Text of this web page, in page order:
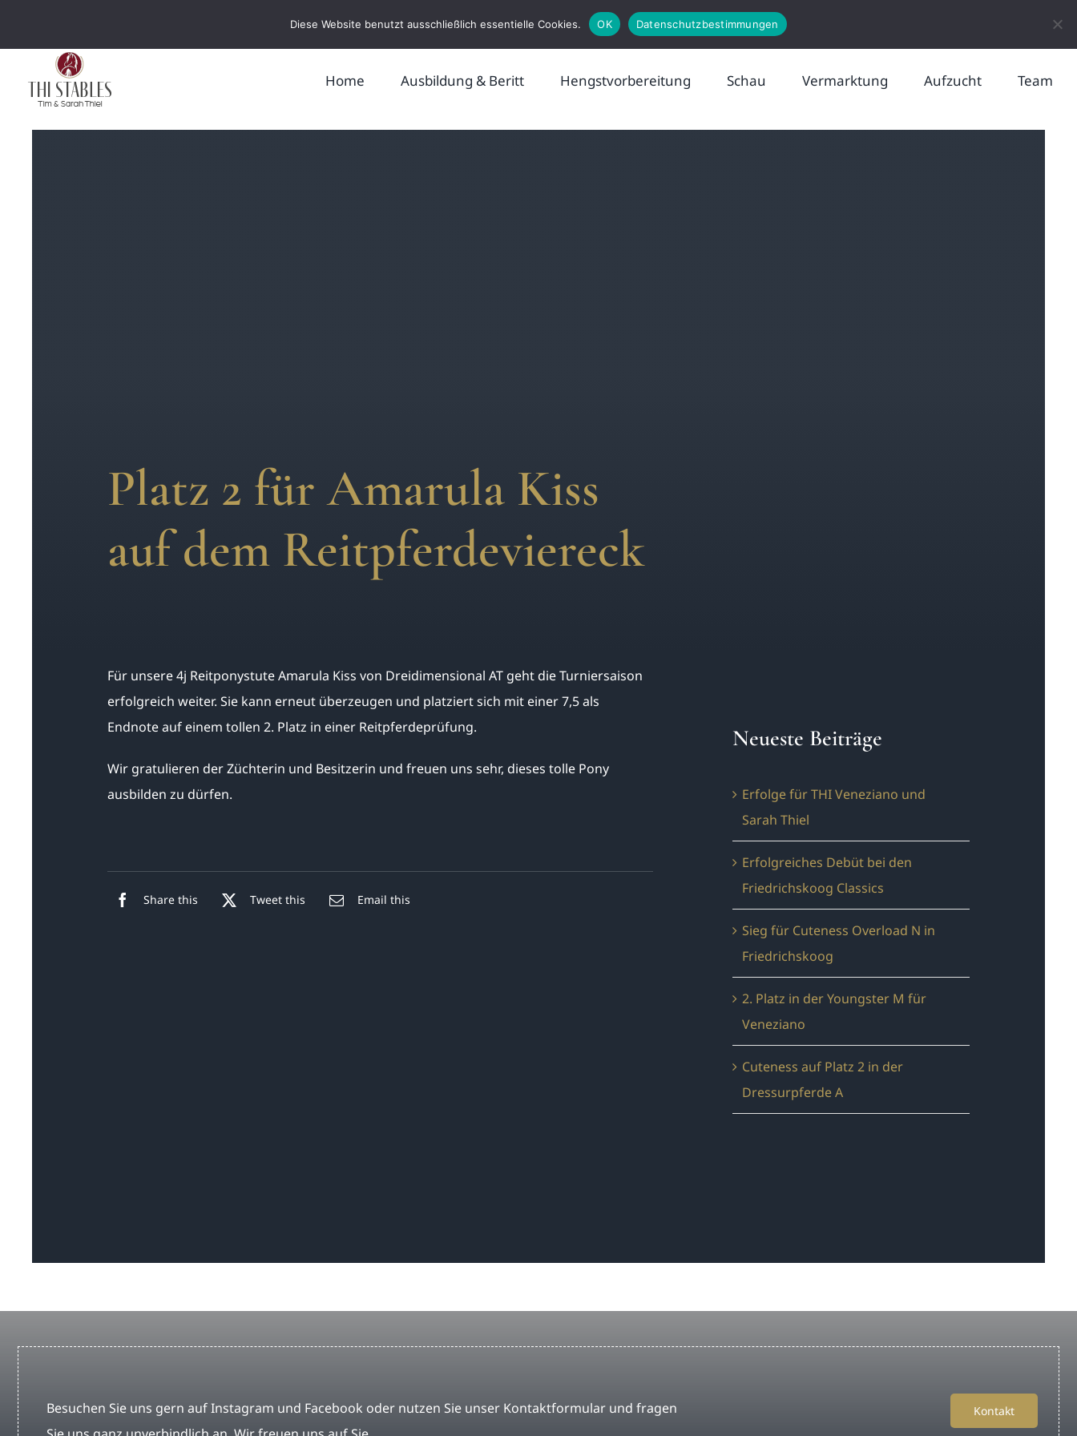
Home Ausbildung & Beritt Hengstvorbereitung Schau Vermarktung Aufzucht Team
Platz 2 für Amarula Kiss
auf dem Reitpferdeviereck
Für unsere 4j Reitponystute Amarula Kiss von Dreidimensional AT geht die Turniersaison
erfolgreich weiter. Sie kann erneut überzeugen und platziert sich mit einer 7,5 als
Endnote auf einem tollen 2. Platz in einer Reitpferdeprüfung.
Wir gratulieren der Züchterin und Besitzerin und freuen uns sehr, dieses tolle Pony
ausbilden zu dürfen.
Share this Tweet this Email this
Neueste Beiträge
Erfolge für THI Veneziano und
Sarah Thiel
Erfolgreiches Debüt bei den
Friedrichskoog Classics
Sieg für Cuteness Overload N in
Friedrichskoog
2. Platz in der Youngster M für
Veneziano
Cuteness auf Platz 2 in der
Dressurpferde A
Besuchen Sie uns gern auf Instagram und Facebook oder nutzen Sie unser Kontaktformular und fragen
Kontakt
Diese Website benutzt ausschließlich essentielle Cookies. OK Datenschutzbestimmungen